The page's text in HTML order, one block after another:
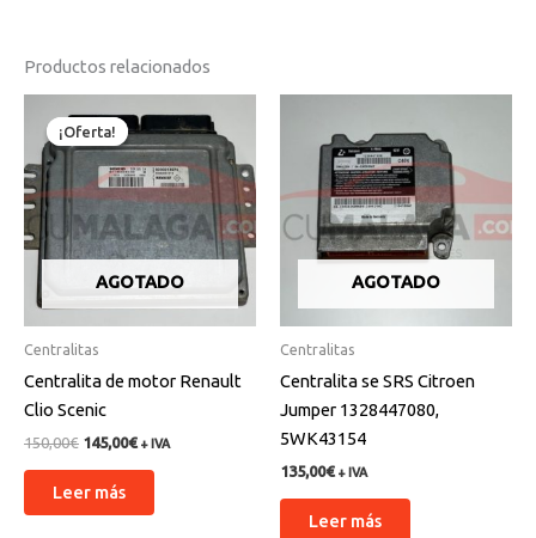
Productos relacionados
¡Oferta!
AGOTADO
¡Oferta!
Centralitas
Centralita de motor Renault
Clio Scenic
150,00€
precio
original
era:
150,00€.
145,00€
precio
actual
es:
145,00€.
+ IVA
Leer más
AGOTADO
Centralitas
Centralita se SRS Citroen
Jumper 1328447080,
5WK43154
135,00€ + IVA
Leer más